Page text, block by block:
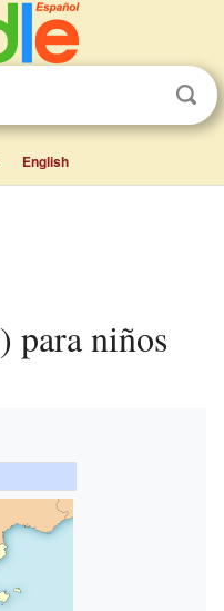
English
para niños